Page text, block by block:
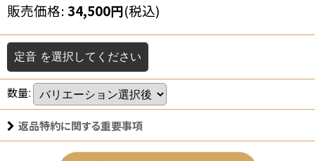
販売価格:34,500円(税込)
定音 を選択してください
数量:
返品特約に関する重要事項